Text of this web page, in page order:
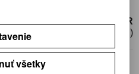
0,35 EUR
0,29 EUR (Cena bez DPH)
2001 A
všetky